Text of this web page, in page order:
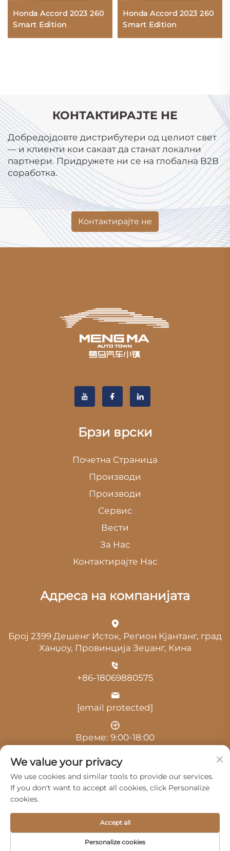
Honda Accord 2023 260
Smart Edition
Honda Accord 2023 260
Smart Edition
КОНТАКТИРАЈТЕ НЕ
Добредојдовте дистрибутери од целиот свет
— и клиенти кои сакаат да станат локални
партнери. Придружете ни се на глобална B2B
соработка.
Контактирајте не
Брзи врски
Почетна Страница
Производи
Производи
Сервис
Вести
За Нас
Контактирајте Нас
Адреса на компанијата
Број 2399 Дешенг Исток, Регион Кјантанг, град
Ханџоу, Провинција Зеџанг, Кина
+86-18069880575
[email protected]
Време: 9:00-18:00
Automobile Service Co., Ltd. -
Политика за приватност
Производи Сервис
За Нас
Контактирајте Нас
We value your privacy
We use cookies and similar tools to provide our services.
If you don't want to accept all cookies, click Personalize
cookies.
Personalize cookies
Accept all